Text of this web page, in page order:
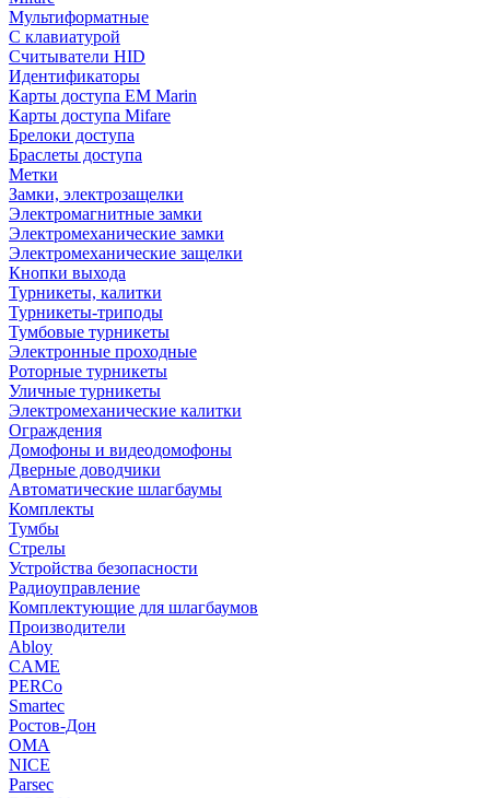
Мультиформатные
С клавиатурой
Считыватели HID
Идентификаторы
Карты доступа EM Marin
Карты доступа Mifare
Брелоки доступа
Браслеты доступа
Метки
Замки, электрозащелки
Электромагнитные замки
Электромеханические замки
Электромеханические защелки
Кнопки выхода
Турникеты, калитки
Турникеты-триподы
Тумбовые турникеты
Электронные проходные
Роторные турникеты
Уличные турникеты
Электромеханические калитки
Ограждения
Домофоны и видеодомофоны
Дверные доводчики
Автоматические шлагбаумы
Комплекты
Тумбы
Стрелы
Устройства безопасности
Радиоуправление
Комплектующие для шлагбаумов
Производители
Abloy
CAME
PERCo
Smartec
Ростов-Дон
ОМА
NICE
Parsec